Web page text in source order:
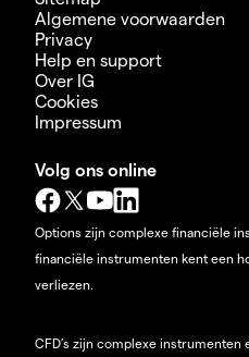
Algemene voorwaarden
Privacy
Help en support
Over IG
Cookies
Impressum
Volg ons online
Options zijn complexe financiële
financiële instrumenten kent een
verliezen.
CFD’s zijn complexe instrumenten